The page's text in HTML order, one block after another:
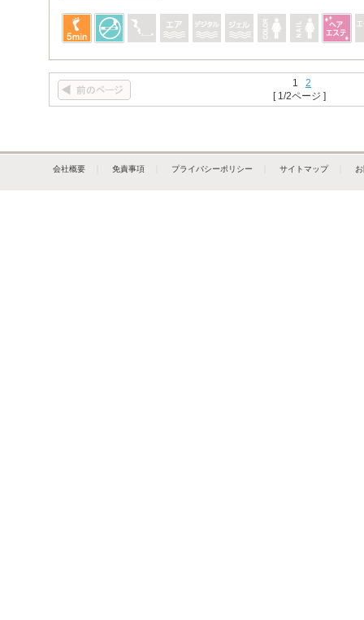
1
2
[ 1/2ページ ]
会社概要 免責事項 プライバシーポリシー サイトマップ｜